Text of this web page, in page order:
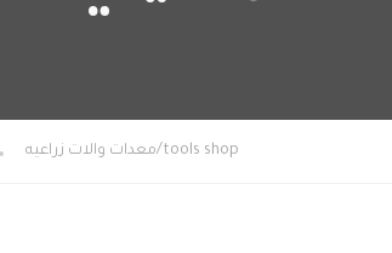
tools shop/معدات والات زراعيه